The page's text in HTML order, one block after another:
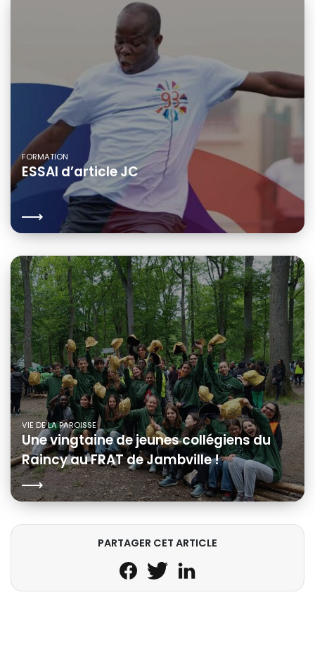
FORMATION
ESSAI d’article JC
VIE DE LA PAROISSE
Une vingtaine de jeunes collégiens du
Raincy au FRAT de Jambville !
PARTAGER CET ARTICLE